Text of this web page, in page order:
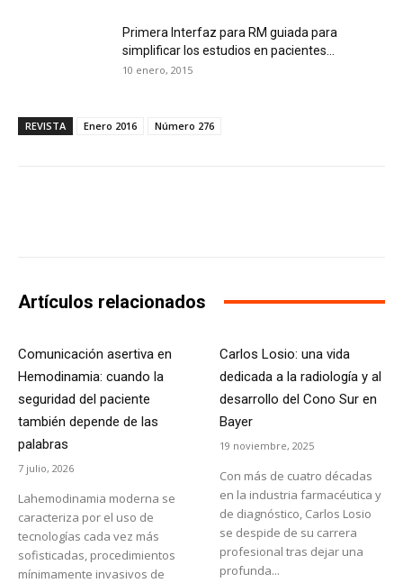
Primera Interfaz para RM guiada para
simplificar los estudios en pacientes...
10 enero, 2015
REVISTA Enero 2016 Número 276
Artículos relacionados
Comunicación asertiva en
Hemodinamia: cuando la
seguridad del paciente
también depende de las
palabras
7 julio, 2026
Lahemodinamia moderna se
caracteriza por el uso de
tecnologías cada vez más
sofisticadas, procedimientos
mínimamente invasivos de
Carlos Losio: una vida
dedicada a la radiología y al
desarrollo del Cono Sur en
Bayer
19 noviembre, 2025
Con más de cuatro décadas
en la industria farmacéutica y
de diagnóstico, Carlos Losio
se despide de su carrera
profesional tras dejar una
profunda...